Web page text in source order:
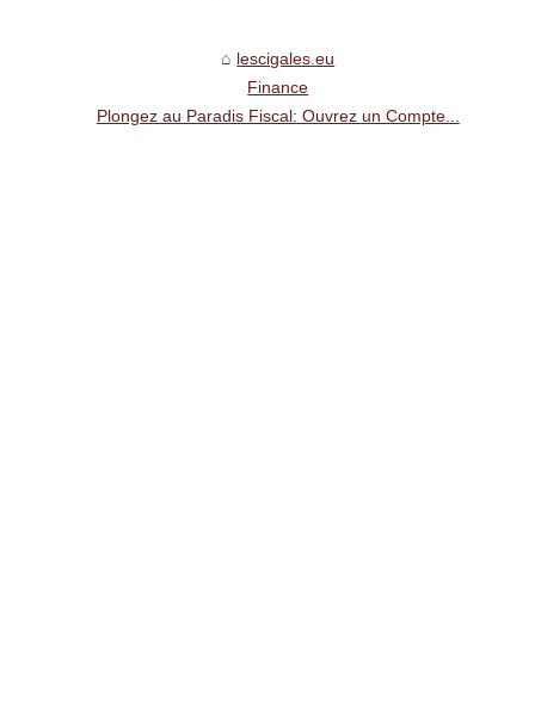
lescigales.eu
Finance
Plongez au Paradis Fiscal: Ouvrez un Compte...